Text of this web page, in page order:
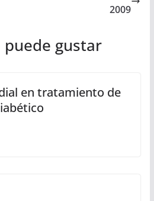
2009
gustar
en tratamiento de